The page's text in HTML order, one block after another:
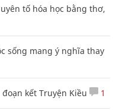
tố hóa học bằng thơ,
sống mang ý nghĩa thay
kết Truyện Kiều 1